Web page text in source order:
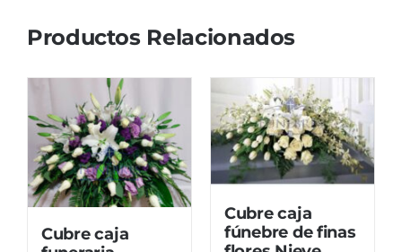
Productos Relacionados
Cubre caja
Cubre caja
fúnebre de finas